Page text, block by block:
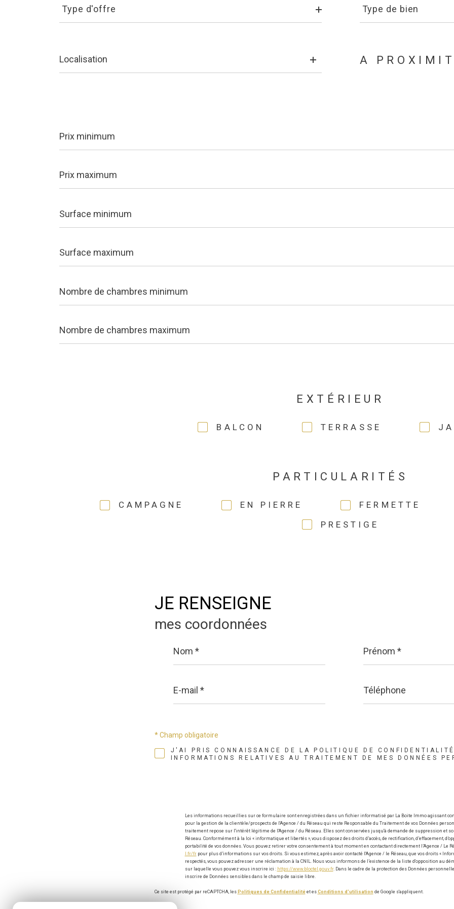
d'offre
Type d'offre
de
bien
Type de bien
A
minimum
maximum
minimum
maximum
de
chambres
minimum
de
chambres
maximum
EXTÉRIEUR
BALCON TERRASSE
PARTICULARITÉS
CAMPAGNE EN PIERRE
FERMETTE
PRESTIGE
JE RENSEIGNE
mes coordonnées
*
*
mail
*
J'AI PRIS CONNAISSANCE DE LA POLITIQUE DE
INFORMATIONS RELATIVES AU TRAITEMENT DE MES DONNÉES
* Champ obligatoire
Les informations recueillies sur ce formulaire sont enregistrées dans un fichier informatisé par La Boite Immo agissant
pour la gestion de la clientèle/prospects de l'Agence / du Réseau qui reste Responsable du Traitement de vos Données
traitement repose sur l'intérêt légitime de l'Agence / du Réseau. Elles sont conservées jusqu'à demande de suppression et
Réseau. Conformément à la loi « informatique et libertés », vous disposez des droits d’accès, de rectification, d’effacement,
portabilité de vos données. Vous pouvez retirer votre consentement à tout moment en contactant directement l’Agence / Le
l.fr/frpour plus d’informations sur vos droits. Si vous estimez, après avoir contacté l'Agence / le Réseau, que vos droits «
respectés, vous pouvez adresser une réclamation à la CNIL. Nous vous informons de l’existence de la liste d'opposition au
sur laquelle vous pouvez vous inscrire ici : https://www.bloctel.gouv.fr. Dans le cadre de la protection des Données
inscrire de Données sensibles dans le champ de saisie libre.
Ce site est protégé par reCAPTCHA, les Politiques de Confidentialitéet es Conditions d'utilisation de Google s'appliquent.